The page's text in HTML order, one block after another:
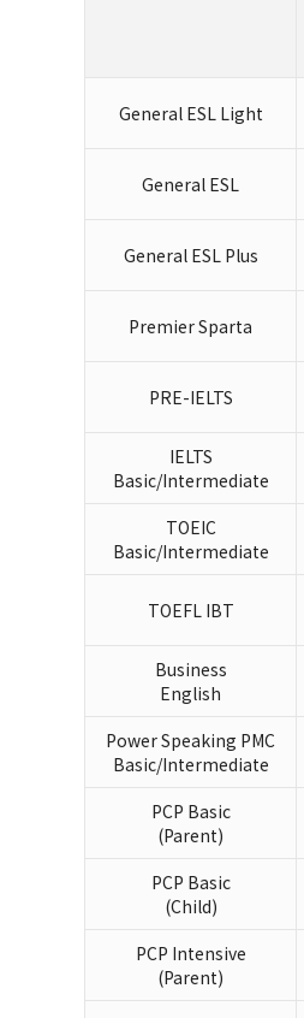
General ESL Light
General ESL
General ESL Plus
Premier Sparta
PRE-IELTS
IELTS
Basic/Intermediate
TOEIC
Basic/Intermediate
TOEFL IBT
Business
English
Power Speaking PMC
Basic/Intermediate
PCP Basic
(Parent)
PCP Basic
(Child)
PCP Intensive
(Parent)